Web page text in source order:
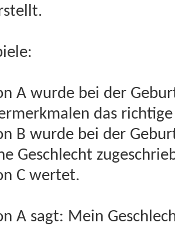
A wurde bei der
das
B wurde bei der
Geschlecht
C wertet.
A sagt: Mein